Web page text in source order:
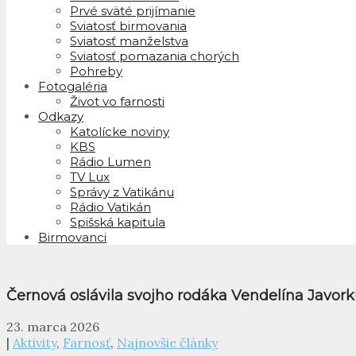
Prvé sväté prijímanie
Sviatosť birmovania
Sviatosť manželstva
Sviatosť pomazania chorých
Pohreby
Fotogaléria
Život vo farnosti
Odkazy
Katolícke noviny
KBS
Rádio Lumen
TV Lux
Správy z Vatikánu
Rádio Vatikán
Spišská kapitula
Birmovanci
Černová oslávila svojho rodáka Vendelína
23. marca 2026
| Aktivity, Farnosť, Najnovšie články